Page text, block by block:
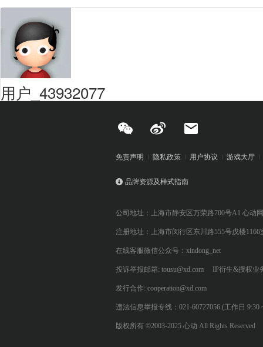
用户_43932077
免责声明 隐私政策 用户协议 游戏大厅
品牌资源及样式指南
公司地址：上海市静安区万荣路700号A1 心动
注册地址：上海市闵行区东川路555号戊楼1166
在线客服微信公众号：xindong_net
投诉举报邮箱: tousu@xd.com IP衍生&授权业
发行合作: cooperation@xd.com
违法信息举报专线：021-60727056 (工作日 9:30
版权所有 ©2003-2025 心动 All Rights Reserved